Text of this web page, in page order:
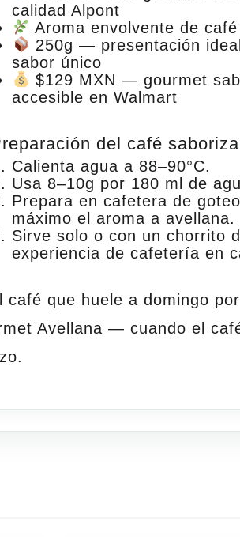
calidad Alpont
Aroma envolvente de
250g — presentación
sabor único
$129 MXN — gourmet
accesible en Walmart
del café
Calienta agua a 88–90°C.
Usa 8–10g por 180 ml de
Prepara encafetera de goteo
máximo el aroma a avellana.
Sirve solo o con un chorrito
experiencia de cafetería en
café que huele a domingo
Avellana — cuando el